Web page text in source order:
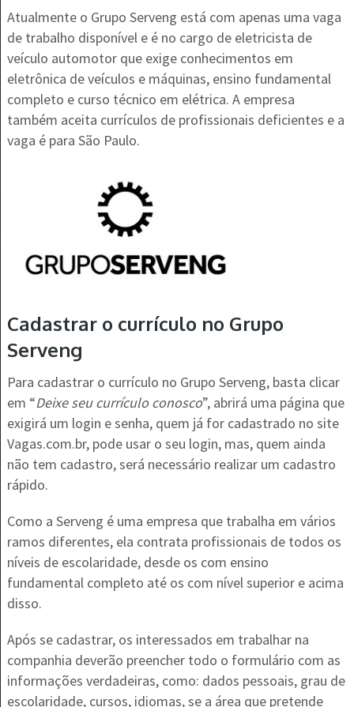
Atualmente o Grupo Serveng está com apenas uma vaga
de trabalho disponível e é no cargo de eletricista de
veículo automotor que exige conhecimentos em
eletrônica de veículos e máquinas, ensino fundamental
completo e curso técnico em elétrica. A empresa
também aceita currículos de profissionais deficientes e a
vaga é para São Paulo.
Cadastrar o currículo no Grupo
Serveng
Para cadastrar o currículo no Grupo Serveng, basta clicar
em “Deixe seu currículo conosco”, abrirá uma página que
exigirá um login e senha, quem já for cadastrado no site
Vagas.com.br, pode usar o seu login, mas, quem ainda
não tem cadastro, será necessário realizar um cadastro
rápido.
Como a Serveng é uma empresa que trabalha em vários
ramos diferentes, ela contrata profissionais de todos os
níveis de escolaridade, desde os com ensino
fundamental completo até os com nível superior e acima
disso.
Após se cadastrar, os interessados em trabalhar na
companhia deverão preencher todo o formulário com as
informações verdadeiras, como: dados pessoais, grau de
escolaridade, cursos, idiomas, se a área que pretende